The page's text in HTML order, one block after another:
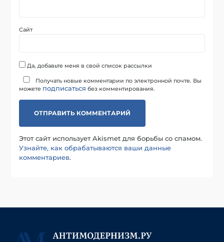
Сайт
Да, добавьте меня в свой список рассылки
Получать новые комментарии по электронной почте. Вы
можете подписаться без комментирования.
Этот сайт использует Akismet для борьбы со спамом.
Узнайте, как обрабатываются ваши данные
комментариев.